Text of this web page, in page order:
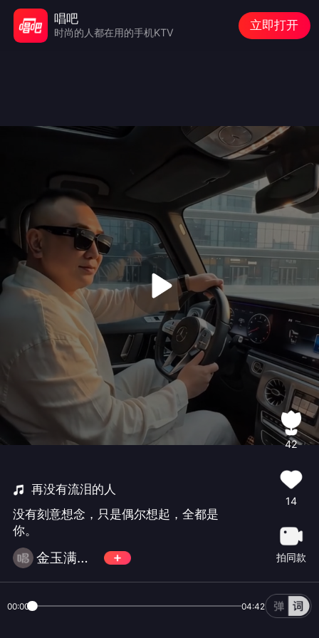
再没有流泪的人
没有刻意想念，只是偶尔想起，全都是
你。
金玉满堂卍风云
42
14
拍同款
00:00 04:42
唱吧
时尚的人都在用的手机KTV
立即打开